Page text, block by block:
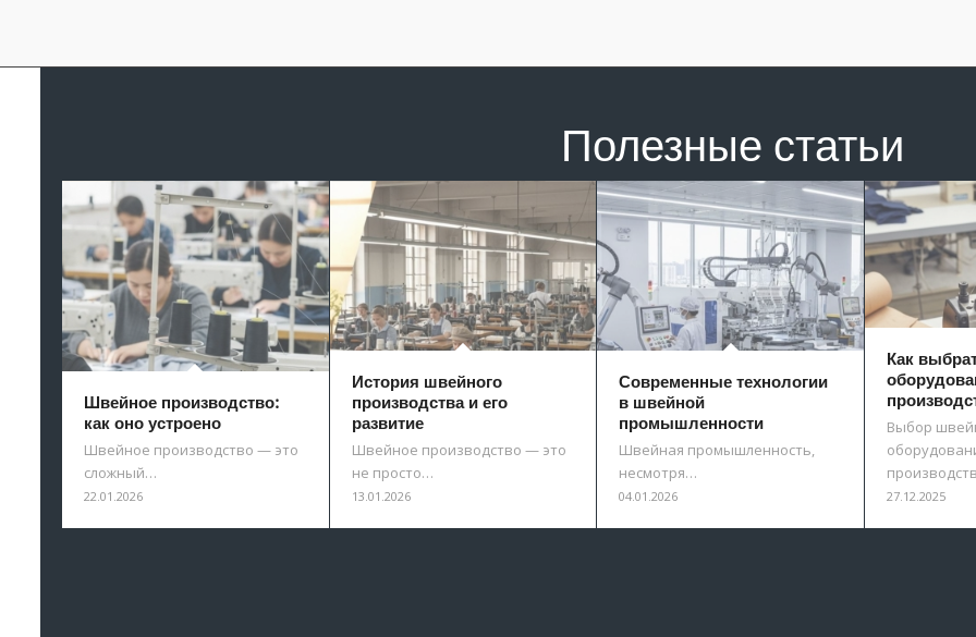
Полезные статьи
Швейное производство:
как оно устроено
Швейное производство — это
сложный…
22.01.2026
История швейного
производства и его
развитие
Швейное производство — это
не просто…
13.01.2026
Современные технологии
в швейной
промышленности
Швейная промышленность,
несмотря…
04.01.2026
Как
Выбор
27.12.2025